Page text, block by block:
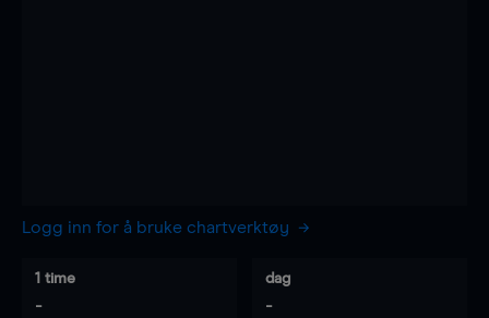
Logg inn for å bruke chartverktøy
1 time
-
dag
-